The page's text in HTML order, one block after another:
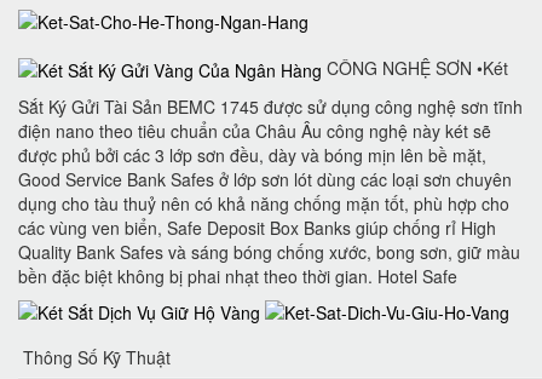
CÔNG NGHỆ SƠN •Két
Sắt Ký Gửi Tài Sản BEMC 1745 được sử dụng công nghệ sơn tĩnh
điện nano theo tiêu chuẩn của Châu Âu công nghệ này két sẽ
được phủ bởi các 3 lớp sơn đều, dày và bóng mịn lên bề mặt,
Good Service Bank Safes ở lớp sơn lót dùng các loại sơn chuyên
dụng cho tàu thuỷ nên có khả năng chống mặn tốt, phù hợp cho
các vùng ven biển, Safe Deposit Box Banks‎ giúp chống rỉ High
Quality Bank Safes và sáng bóng chống xước, bong sơn, giữ màu
bền đặc biệt không bị phai nhạt theo thời gian. Hotel Safe
Thông Số Kỹ Thuật